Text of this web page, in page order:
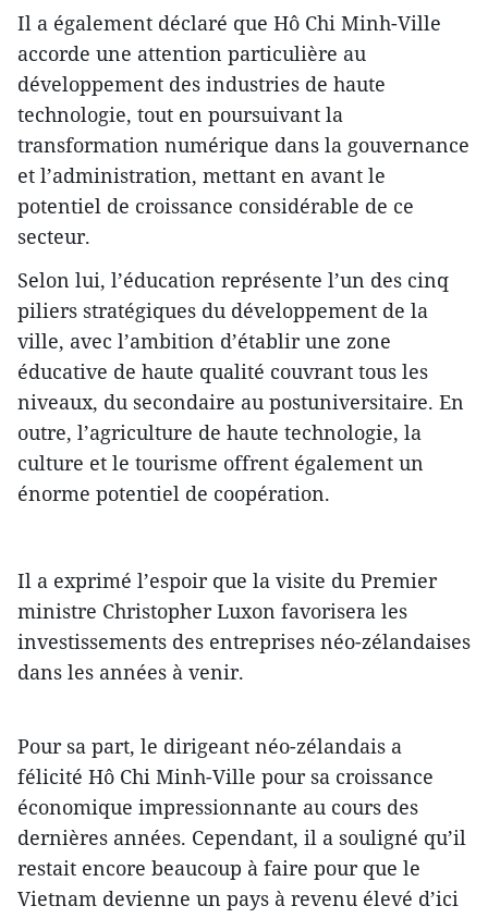
Il a également déclaré que Hô Chi Minh-Ville
accorde une attention particulière au
développement des industries de haute
technologie, tout en poursuivant la
transformation numérique dans la gouvernance
et l’administration, mettant en avant le
potentiel de croissance considérable de ce
secteur.
Selon lui, l’éducation représente l’un des cinq
piliers stratégiques du développement de la
ville, avec l’ambition d’établir une zone
éducative de haute qualité couvrant tous les
niveaux, du secondaire au postuniversitaire. En
outre, l’agriculture de haute technologie, la
culture et le tourisme offrent également un
énorme potentiel de coopération.
Il a exprimé l’espoir que la visite du Premier
ministre Christopher Luxon favorisera les
investissements des entreprises néo-zélandaises
dans les années à venir.
Pour sa part, le dirigeant néo-zélandais a
félicité Hô Chi Minh-Ville pour sa croissance
économique impressionnante au cours des
dernières années. Cependant, il a souligné qu’il
restait encore beaucoup à faire pour que le
Vietnam devienne un pays à revenu élevé d’ici